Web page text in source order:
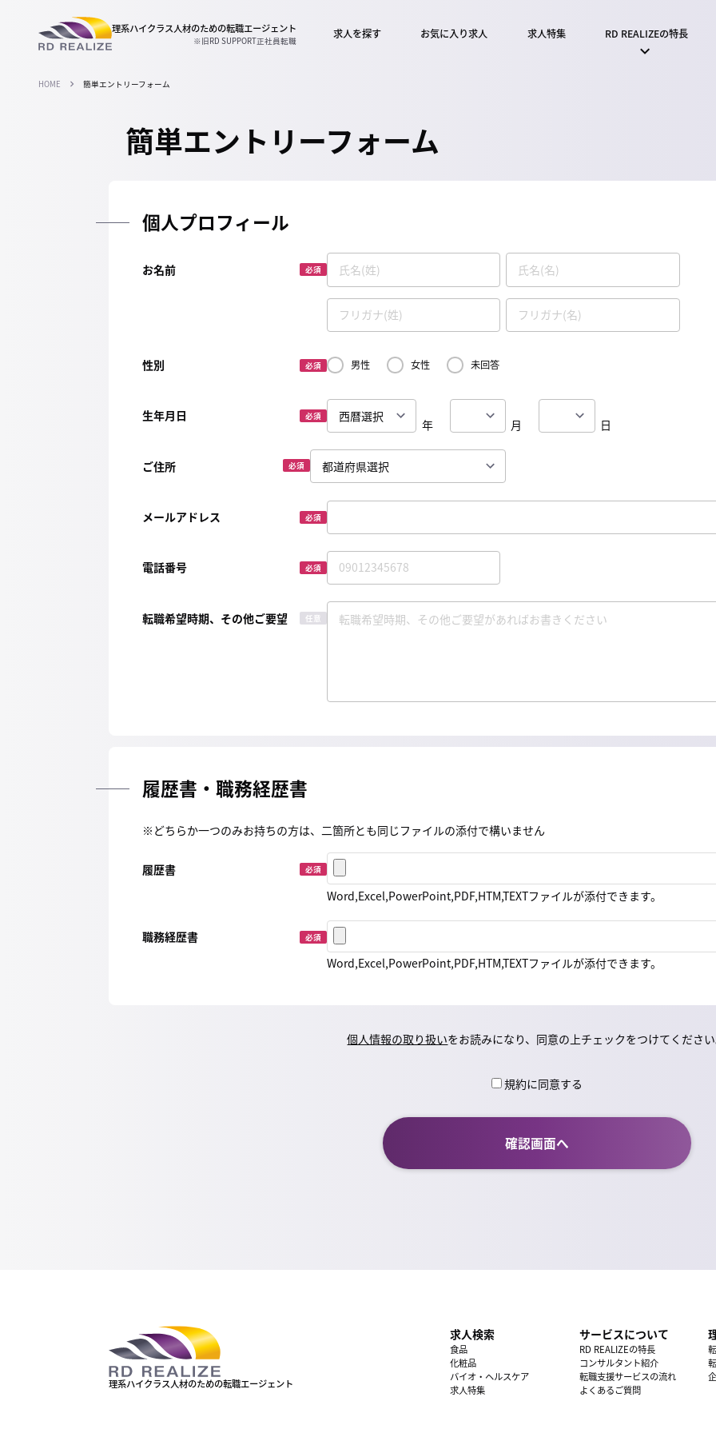
理系ハイクラス人材のための転職エージェント
※旧RD SUPPORT正社員転職 求人を探す お気に入り求人 求人特集 RD REALIZEの特長
HOME 簡単エントリーフォーム
簡単エントリーフォーム
個人プロフィール
お名前 必須
性別 必須 男性 女性 未回答
生年月日 必須
年 月 日
ご住所 必須
メールアドレス 必須
電話番号 必須
転職希望時期、その他ご要望 任意
履歴書・職務経歴書
※どちらか一つのみお持ちの方は、二箇所とも同じファイルの添付で構いません
履歴書 必須
Word,Excel,PowerPoint,PDF,HTM,TEXTファイルが添付できます。
職務経歴書 必須
Word,Excel,PowerPoint,PDF,HTM,TEXTファイルが添付できます。
個人情報の取り扱いをお読みになり、同意の上チェックをつけてくださ
規約に同意する
理系ハイクラス人材のための転職エージェント
求人検索
食品
化粧品
バイオ・ヘルスケア
求人特集
サービスについて
RD REALIZEの特長
コンサルタント紹介
転職支援サービスの流れ
よくあるご質問